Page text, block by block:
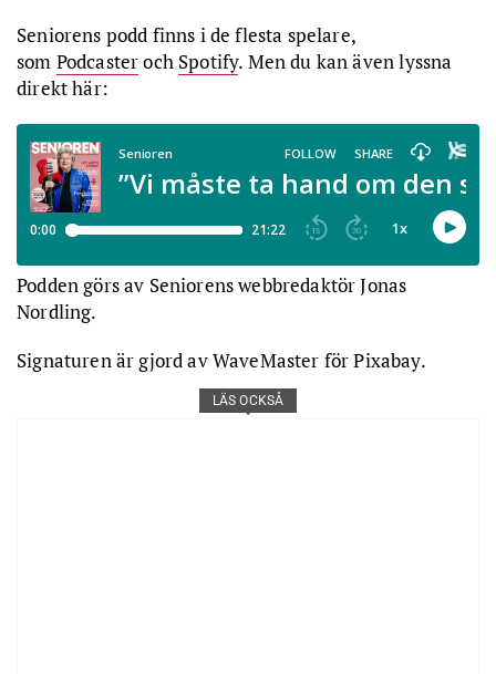
Seniorens podd finns i de flesta spelare,
som Podcasteroch Spotify. Men du kan även lyssna
direkt här:
Podden görs av Seniorens webbredaktör Jonas
Nordling.
Signaturen är gjord av WaveMaster för Pixabay.
LÄS OCKSÅ